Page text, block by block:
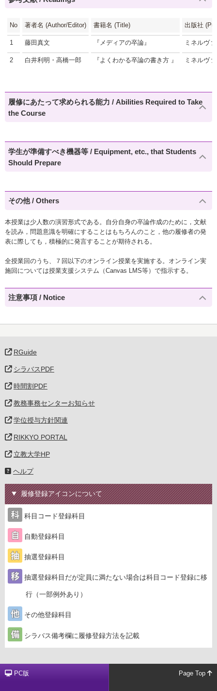
No 著者名 (Author/Editor) 書籍名 (Title) 出版社
1 藤田真文 『メディアの卒論』 ミネルヴ
2 白井利明・高橋一郎 『よくわかる卒論の書き方 』 ミネルヴ
履修にあたって求められる能力 / Abilities Required to Take
the Course
学生が準備すべき機器等 / Equipment, etc., that Students
Should Prepare
その他 / Others
本授業は少人数の演習形式である。自分自身の卒論作成のために，文献
を読み，問題意識を明確にすることはもちろんのこと，他の履修者の発
表に際しても，積極的に発言することが期待される。
全授業回のうち、７回以下のオンライン授業を実施する。オンライン実
施回については授業支援システム（Canvas LMS等）で指示する。
注意事項 / Notice
RGuide
シラバスPDF
時間割PDF
教務事務センターお知らせ
学位授与方針関連
RIKKYO PORTAL
立教大学HP
ヘルプ
履修登録アイコンについて
科目コード登録科目
自動登録科目
抽選登録科目
抽選登録科目だが定員に満たない場合は科目コード登録に移
行（一部例外あり）
その他登録科目
シラバス備考欄に履修登録方法を記載
PC版 Page Top